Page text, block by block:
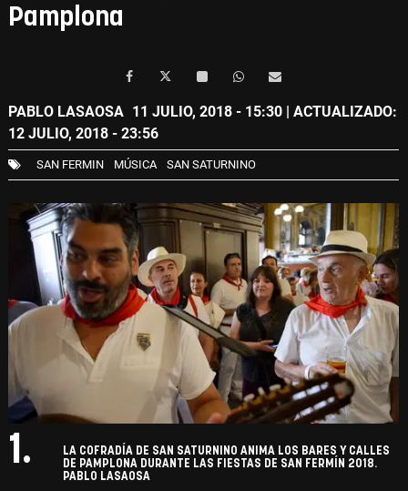
Pamplona
PABLO LASAOSA 11 JULIO, 2018 - 15:30 | ACTUALIZADO:
12 JULIO, 2018 - 23:56
SAN FERMIN MÚSICA SAN SATURNINO
1.
LA COFRADÍA DE SAN SATURNINO ANIMA LOS BARES Y CALLES
DE PAMPLONA DURANTE LAS FIESTAS DE SAN FERMÍN 2018.
PABLO LASAOSA